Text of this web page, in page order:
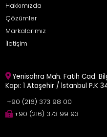
Hakkımızda
Çözümler
Markalarımız
İletişim
Yenisahra Mah. Fatih Cad.
Kapı: 1 Ataşehir / İstanbul P.K
+90 (216) 373 98 00
+90 (216) 373 99 93